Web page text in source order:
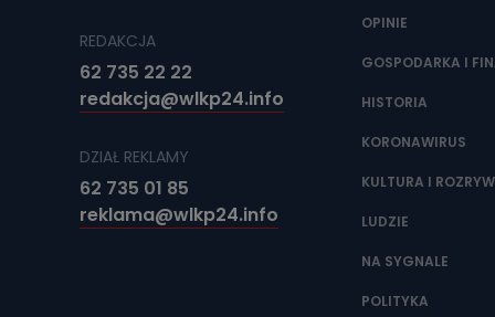
Jak
Można to
REDAKCJA
62 735 22 22
redakcja@wlkp24.info
DZIAŁ REKLAMY
62 735 01 85
reklama@wlkp24.info
OPINIE
GOSPODARKA I
HISTORIA
KORONAWIRUS
KULTURA I
LUDZIE
NA SYGNALE
POLITYKA